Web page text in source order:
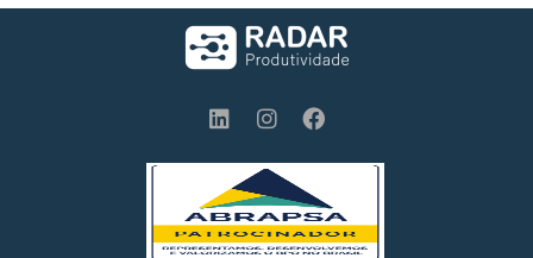
L
i
e
d
i
I
n
t
a
g
r
F
a
b
o
o